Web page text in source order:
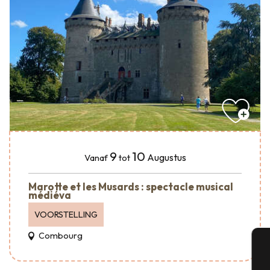
Vanaf 9 tot 10 Augustus
Marotte et les Musards : spectacle musical
médiéva
VOORSTELLING
Combourg